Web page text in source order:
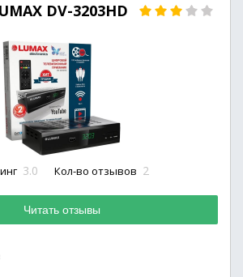
DV-3203HD
3.0 Кол-во отзывов 2
Читать отзывы